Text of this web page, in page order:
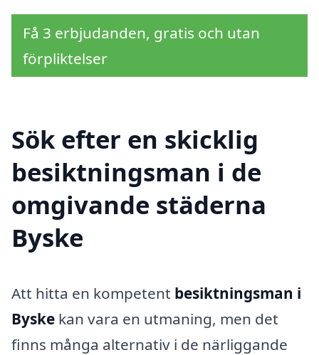
Få 3 erbjudanden, gratis och utan
förpliktelser
Sök efter en skicklig
besiktningsman i de
omgivande städerna
Byske
Att hitta en kompetent besiktningsman i
Byske kan vara en utmaning, men det
finns många alternativ i de närliggande